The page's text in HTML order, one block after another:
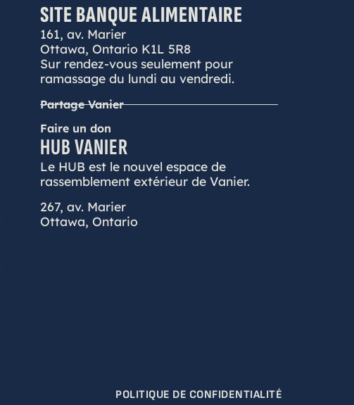
SITE BANQUE ALIMENTAIRE
161, av. Marier
Ottawa, Ontario K1L 5R8
Sur rendez-vous seulement pour
ramassage du lundi au vendredi.
Partage Vanier
Faire un don
HUB VANIER
Le HUB est le nouvel espace de
rassemblement extérieur de Vanier.
267, av. Marier
Ottawa, Ontario
POLITIQUE DE CONFIDENTIALITÉ